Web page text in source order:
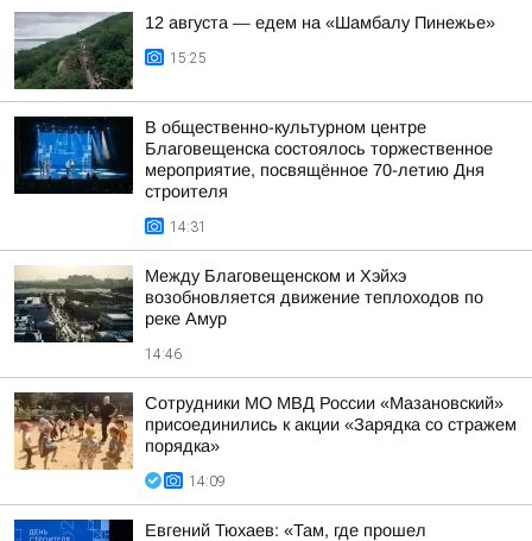
12 августа — едем на «Шамбалу Пинежье»
15:25
В общественно-культурном центре
Благовещенска состоялось торжественное
мероприятие, посвящённое 70-летию Дня
строителя
14:31
Между Благовещенском и Хэйхэ
возобновляется движение теплоходов по
реке Амур
14:46
Сотрудники МО МВД России «Мазановский»
присоединились к акции «Зарядка со стражем
порядка»
14:09
Евгений Тюхаев: «Там, где прошел